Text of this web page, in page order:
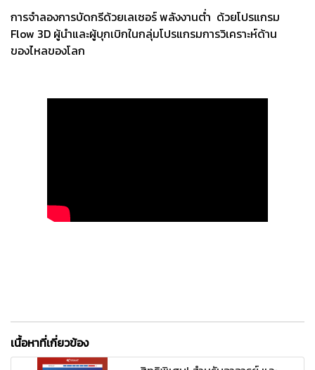
การจำลองการบัดกรีด้วยเลเซอร์ พลังงานต่ำ ด้วยโปรแกรม
Flow 3D ผู้นำและผู้บุกเบิกในกลุ่มโปรแกรมการวิเคราะห์ด้าน
ของไหลของโลก
เนื้อหาที่เกี่ยวข้อง